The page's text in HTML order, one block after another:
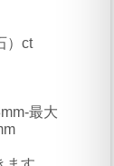
）ct
最大